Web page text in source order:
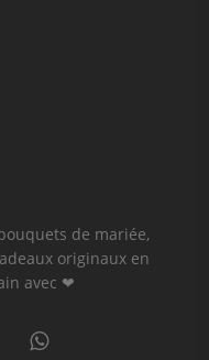
de mariée,
originaux en
avec ❤
whatsapp